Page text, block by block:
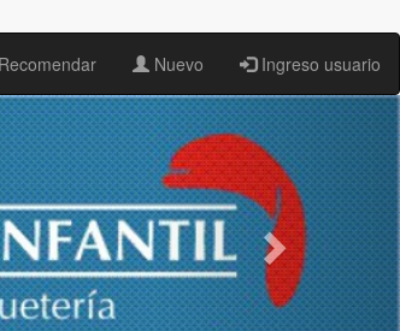
Recomendar Nuevo Ingreso usuario